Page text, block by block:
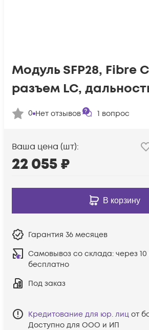
Модуль SFP28, Fibre
разъем LC,
0 Нет отзывов 1 вопрос
Ваша цена (шт):
22 055₽
В корзину
Гарантия 36 месяцев
Самовывоз со склада: через
бесплатно
Под заказ
Кредитование для юр. лиц от
Доступно для ООО и ИП